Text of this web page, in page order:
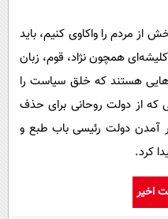
از مردم را واکاوی کنیم، باید
همچون نژاد، قوم، زبان
هستند که خلق سیاست را
از دولت روحانی برای حذف
آمدن دولت رئیسی باب طبع و
کرد.
اخیر